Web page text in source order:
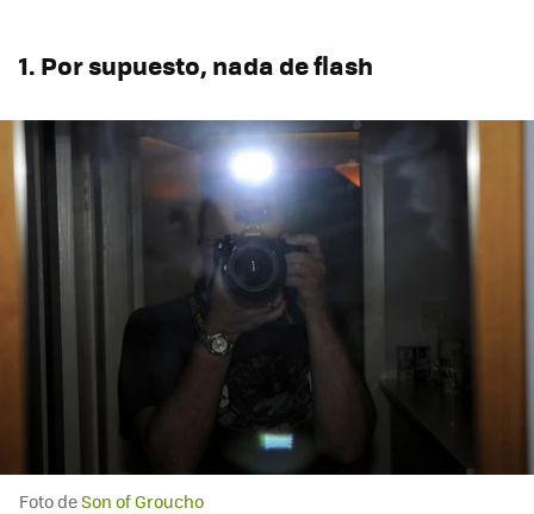
1. Por supuesto, nada de flash
Foto deSon of Groucho